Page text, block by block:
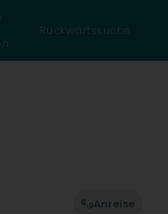
Rückwärtssuche
Anreise